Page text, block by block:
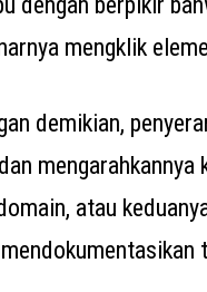
mengklik
demikian,
atau